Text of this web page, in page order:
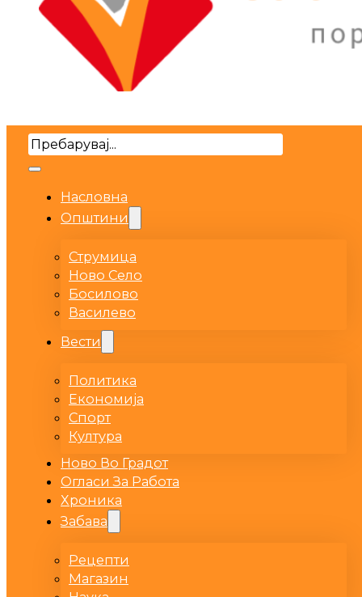
Search
Насловна
Општини
Струмица
Ново Село
Босилово
Василево
Вести
Политика
Економија
Спорт
Култура
Ново Во Градот
Огласи За Работа
Хроника
Забава
Рецепти
Магазин